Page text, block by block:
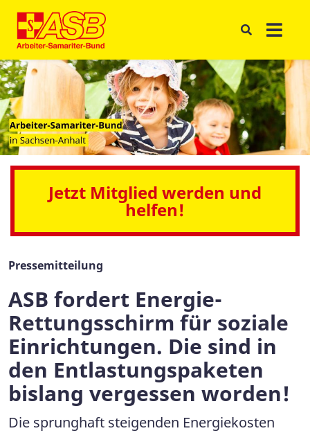
Jetzt Mitglied werden und
helfen!
Pressemitteilung
ASB fordert Energie-
Rettungsschirm für soziale
Einrichtungen. Die sind in
den Entlastungspaketen
bislang vergessen worden!
Die sprunghaft steigenden Energiekosten